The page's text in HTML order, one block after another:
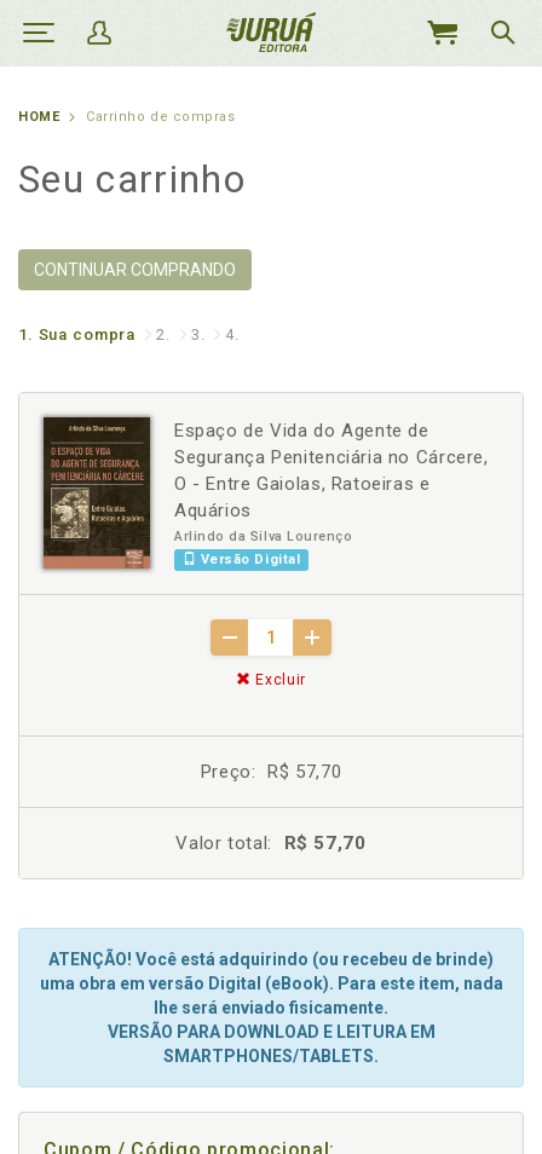
MEU
HOME Carrinho de compras
Seu carrinho
CONTINUAR COMPRANDO
1. Sua compra 2. 3. 4.
Espaço de Vida do Agente de
Segurança Penitenciária no Cárcere,
O - Entre Gaiolas, Ratoeiras e
Aquários
Arlindo da Silva Lourenço
Versão Digital
Excluir
Preço: R$ 57,70
Valor total: R$ 57,70
ATENÇÃO! Você está adquirindo (ou recebeu de brinde)
uma obra em versão Digital (eBook). Para este item, nada
lhe será enviado fisicamente.
VERSÃO PARA DOWNLOAD E LEITURA EM
SMARTPHONES/TABLETS.